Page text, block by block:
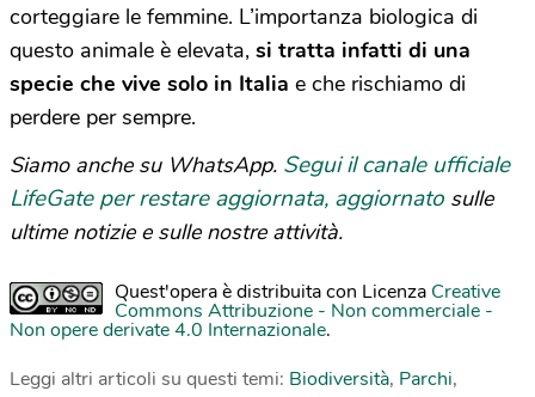
corteggiare le femmine. L’importanza biologica di
questo animale è elevata, si tratta infatti di una
specie che vive solo in Italia e che rischiamo di
perdere per sempre.
Siamo anche su WhatsApp. Segui il canale ufficiale
LifeGate per restare aggiornata, aggiornato sulle
ultime notizie e sulle nostre attività.
Quest'opera è distribuita con Licenza Creative
Commons Attribuzione - Non commerciale -
Non opere derivate 4.0 Internazionale.
Leggi altri articoli su questi temi: Biodiversità, Parchi,